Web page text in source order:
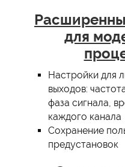
для
Настройки для
выходов:
фаза сигнала,
каждого канала
Сохранение
предустановок